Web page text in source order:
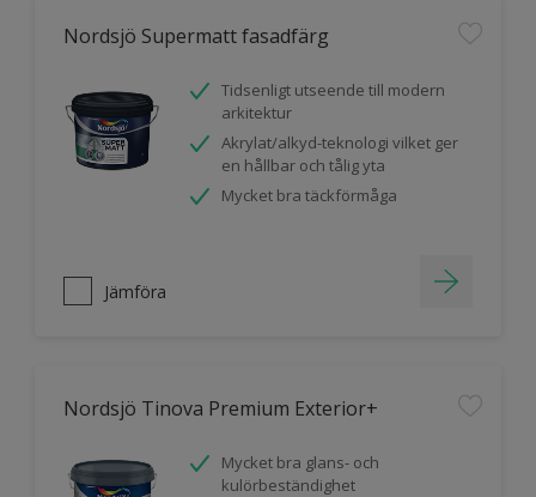
Nordsjö Supermatt fasadfärg
Tidsenligt utseende till modern
arkitektur
Akrylat/alkyd-teknologi vilket ger
en hållbar och tålig yta
Mycket bra täckförmåga
Jämföra
Nordsjö Tinova Premium Exterior+
Mycket bra glans- och
kulörbeständighet